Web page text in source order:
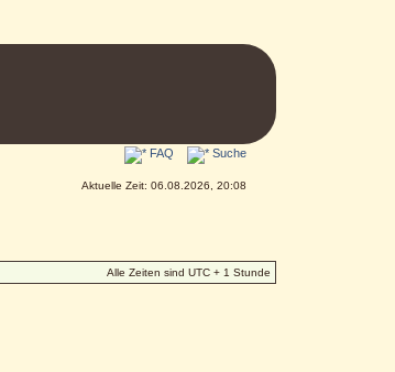
FAQ Suche
Aktuelle Zeit: 06.08.2026, 20:08
Alle Zeiten sind UTC + 1 Stunde